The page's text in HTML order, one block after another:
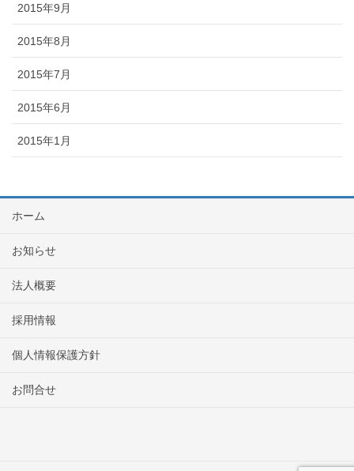
2015年9月
2015年8月
2015年7月
2015年6月
2015年1月
ホーム
お知らせ
法人概要
採用情報
個人情報保護方針
お問合せ